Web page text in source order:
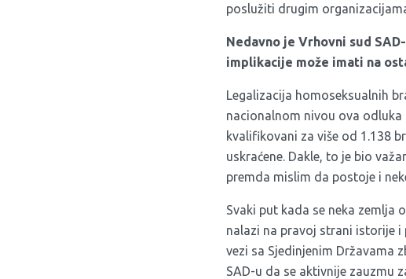
poslužiti drugim
Nedavno je Vrhovni sud
implikacije može imati na
Legalizacija homoseksualnih
nacionalnom nivou ova odluka
kvalifikovani za više od 1.138
uskraćene. Dakle, to je bio
premda mislim da postoje i
Svaki put kada se neka zemlja
nalazi na pravoj strani istorije i
vezi sa Sjedinjenim Državama
SAD-u da se aktivnije zauzmu